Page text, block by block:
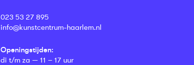
023 53 27 895
info@kunstcentrum-haarlem.nl
Openingstijden:
di t/m za — 11 – 17 uur